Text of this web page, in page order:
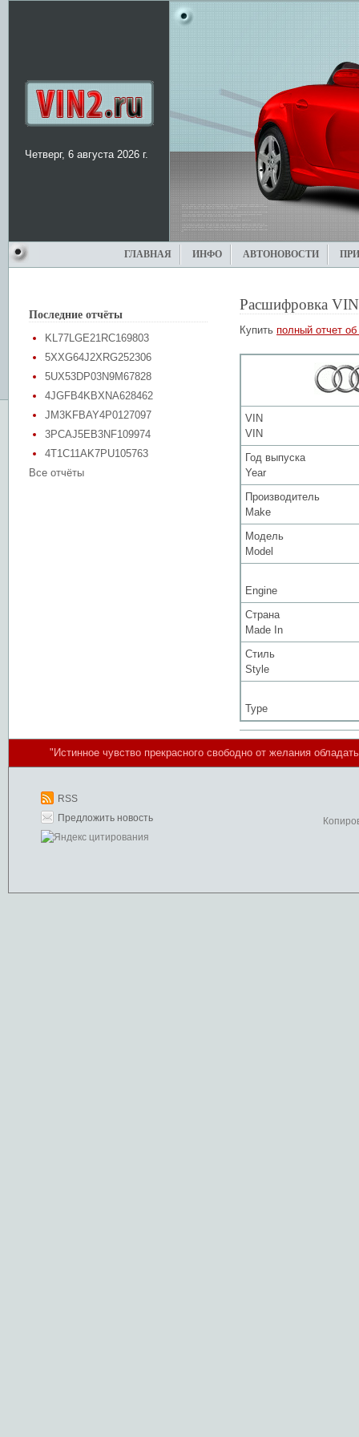
Четверг, 6 августа 2026 г.
ГЛАВНАЯ ИНФО АВТОНОВОСТИ
Последние отчёты
KL77LGE21RC169803
5XXG64J2XRG252306
5UX53DP03N9M67828
4JGFB4KBXNA628462
JM3KFBAY4P0127097
3PCAJ5EB3NF109974
4T1C11AK7PU105763
Все отчёты
Расшифровка
Купить полный отчет об
VIN
VIN
Год выпуска
Year
Производитель
Make
Модель
Model
Engine
Страна
Made In
Стиль
Style
Type
"Истинное чувство прекрасного свободно от желания
RSS
Предложить новость